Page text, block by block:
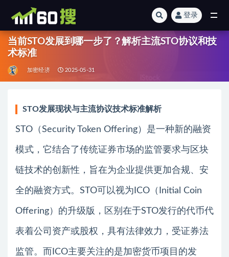
登录
当前STO发展到哪一步了？解析主流STO协议和技
术标准
加密经济 2025-05-31
STO发展现状与主流协议技术标准解析
STO（Security Token Offering）是一种新的融资
模式，它结合了传统证券市场的监管要求与区块
链技术的创新性，旨在为企业提供更加合规、安
全的融资方式。STO可以视为ICO（Initial Coin
Offering）的升级版，区别在于STO发行的代币代
表着公司资产或股权，具有法律效力，受证券法
监管。而ICO主要关注的是加密货币项目的发